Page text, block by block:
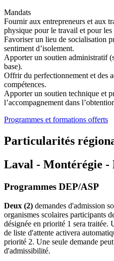
Mandats
Fournir aux entrepreneurs et aux
physique pour le travail et pour
Favoriser un lieu de socialisation
sentiment d’isolement.
Apporter un soutien administratif
base).
Offrir du perfectionnement et des
compétences.
Apporter un soutien technique et
l’accompagnement dans
Programmes et formations offerts
Particularités
Laval - Montérégie -
Programmes DEP/ASP
Deux (2) demandes d'admission
organismes scolaires participants
désignée en priorité 1 sera
de liste d'attente activera
priorité 2. Une seule demande
d'admissibilité.